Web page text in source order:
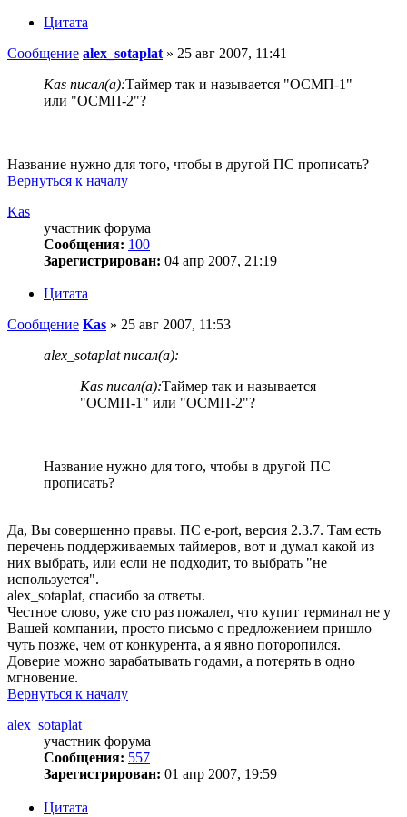
Цитата
Сообщение alex_sotaplat » 25 авг 2007, 11:41
Kas писал(а):Таймер так и называется "ОСМП-1"
или "ОСМП-2"?
Название нужно для того, чтобы в другой ПС прописать?
Вернуться к началу
Kas
участник форума
Сообщения: 100
Зарегистрирован: 04 апр 2007, 21:19
Цитата
Сообщение Kas » 25 авг 2007, 11:53
alex_sotaplat писал(а):
Kas писал(а):Таймер так и называется
"ОСМП-1" или "ОСМП-2"?
Название нужно для того, чтобы в другой ПС
прописать?
Да, Вы совершенно правы. ПС e-port, версия 2.3.7. Там есть
перечень поддерживаемых таймеров, вот и думал какой из
них выбрать, или если не подходит, то выбрать "не
используется".
alex_sotaplat, спасибо за ответы.
Честное слово, уже сто раз пожалел, что купит терминал не у
Вашей компании, просто письмо с предложением пришло
чуть позже, чем от конкурента, а я явно поторопился.
Доверие можно зарабатывать годами, а потерять в одно
мгновение.
Вернуться к началу
alex_sotaplat
участник форума
Сообщения: 557
Зарегистрирован: 01 апр 2007, 19:59
Цитата